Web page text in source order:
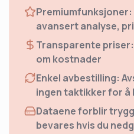
avansert analyse,
Transparente
om kostnader
Enkel avbestilling:
ingen taktikker for å
Dataene forblir
bevares hvis du